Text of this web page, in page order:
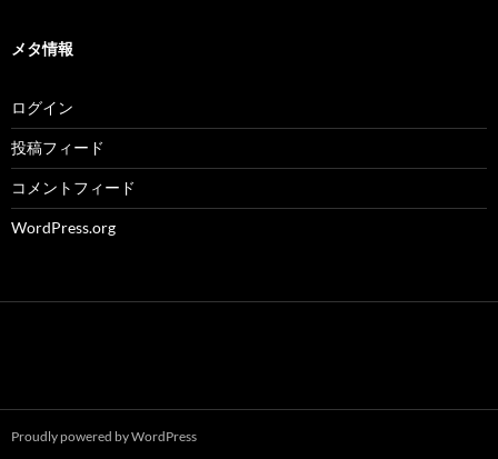
メタ情報
ログイン
投稿フィード
コメントフィード
WordPress.org
Proudly powered by WordPress